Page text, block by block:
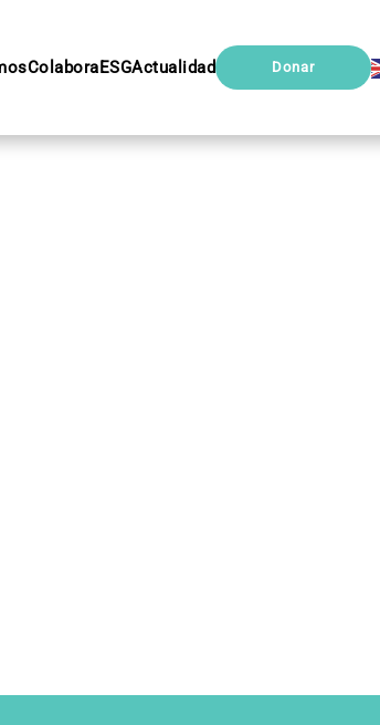
ColaboraESGActualidad Donar